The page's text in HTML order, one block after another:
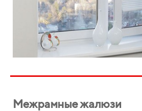
Межрамные жалюзи